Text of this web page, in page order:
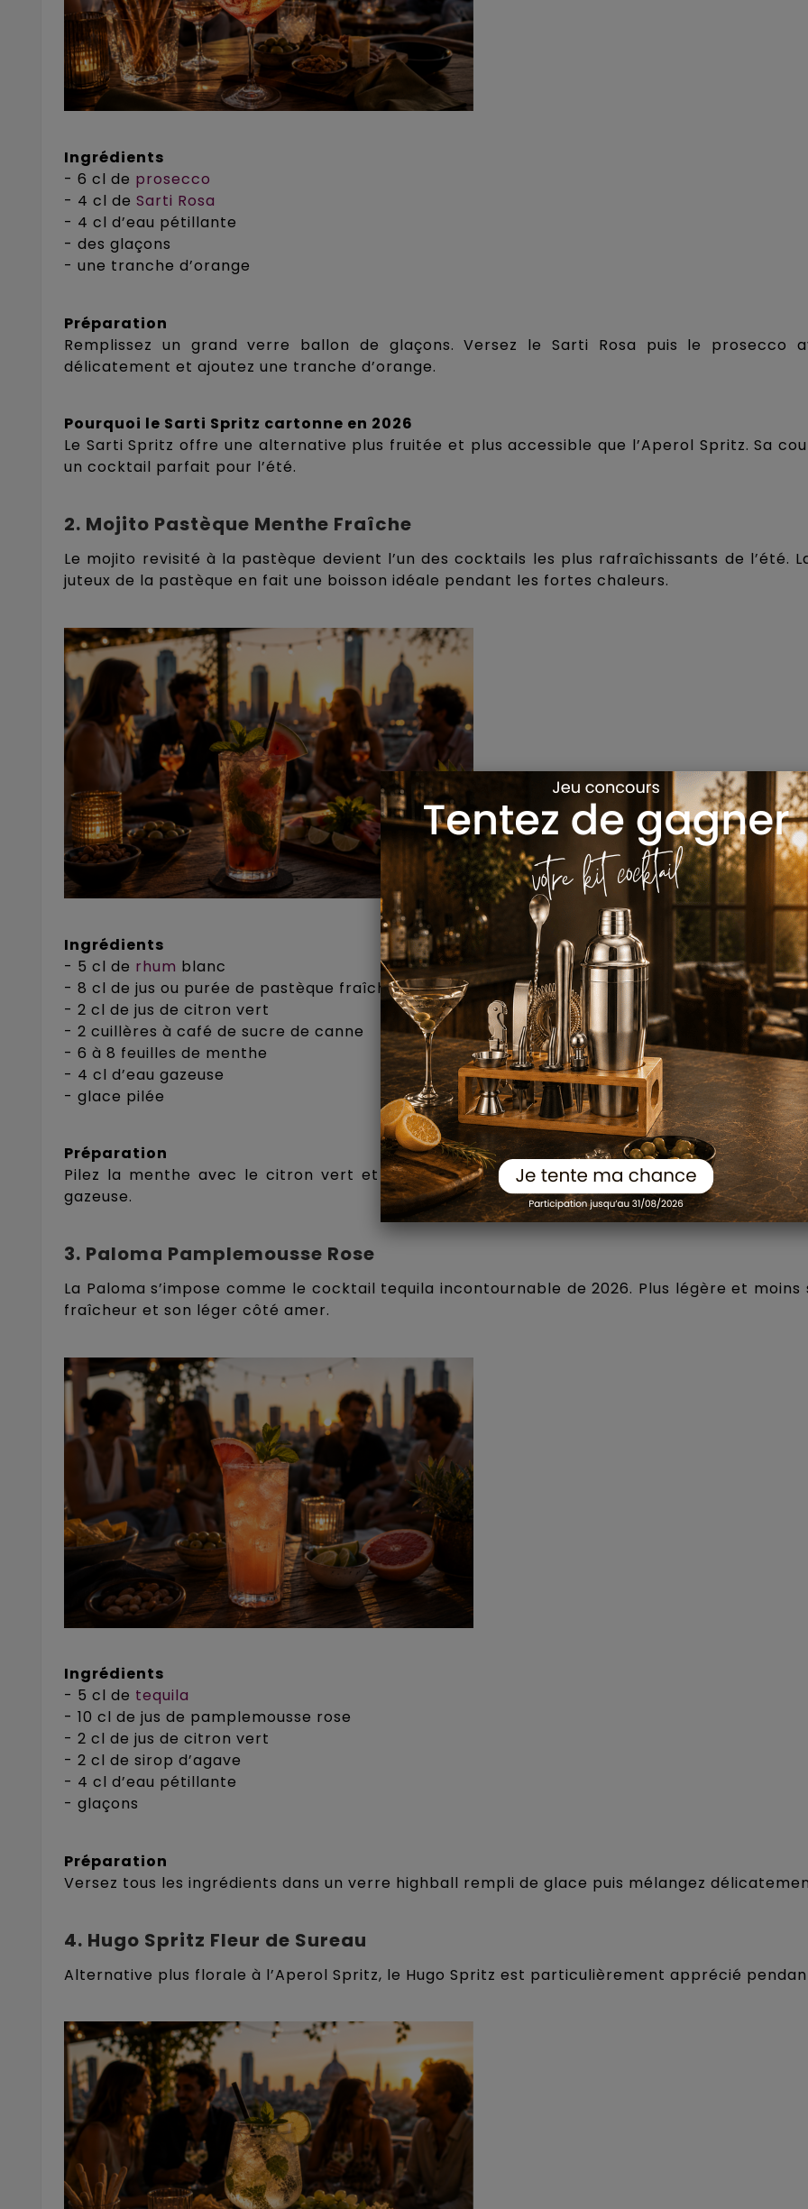
Ingrédients
- 6 cl de prosecco
- 4 cl de Sarti Rosa
- 4 cl d’eau pétillante
- des glaçons
- une tranche d’orange
Préparation
Remplissez un grand verre ballon de glaçons. Versez le Sarti Rosa puis le prosecco
délicatement et ajoutez une tranche d’orange.
Pourquoi le Sarti Spritz cartonne en 2026
Le Sarti Spritz offre une alternative plus fruitée et plus accessible que l’Aperol Spritz. Sa
un cocktail parfait pour l’été.
2. Mojito Pastèque Menthe Fraîche
Le mojito revisité à la pastèque devient l’un des cocktails les plus rafraîchissants de l’été.
juteux de la pastèque en fait une boisson idéale pendant les fortes chaleurs.
Ingrédients
- 5 cl de rhum blanc
- 8 cl de jus ou purée de pastèque fraîche
- 2 cl de jus de citron vert
- 2 cuillères à café de sucre de canne
- 6 à 8 feuilles de menthe
- 4 cl d’eau gazeuse
- glace pilée
Préparation
Pilez la menthe avec le citron vert et le sucre puis ajoutez la pastèque mixée, le rhum
gazeuse.
3. Paloma Pamplemousse Rose
La Paloma s’impose comme le cocktail tequila incontournable de 2026. Plus légère et
fraîcheur et son léger côté amer.
Ingrédients
- 5 cl de tequila
- 10 cl de jus de pamplemousse rose
- 2 cl de jus de citron vert
- 2 cl de sirop d’agave
- 4 cl d’eau pétillante
- glaçons
Préparation
Versez tous les ingrédients dans un verre highball rempli de glace puis mélangez
4. Hugo Spritz Fleur de Sureau
Alternative plus florale à l’Aperol Spritz, le Hugo Spritz est particulièrement apprécié